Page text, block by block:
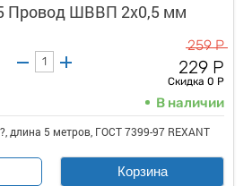
Провод ШВВП 2х0,5 мм
259 Р
229 Р
Скидка 0 Р
В наличии
5 метров, ГОСТ 7399-97 REXANT
Корзина